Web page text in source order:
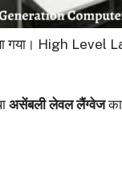
गया। High
असेंबली लेवल लैंग्वेजका